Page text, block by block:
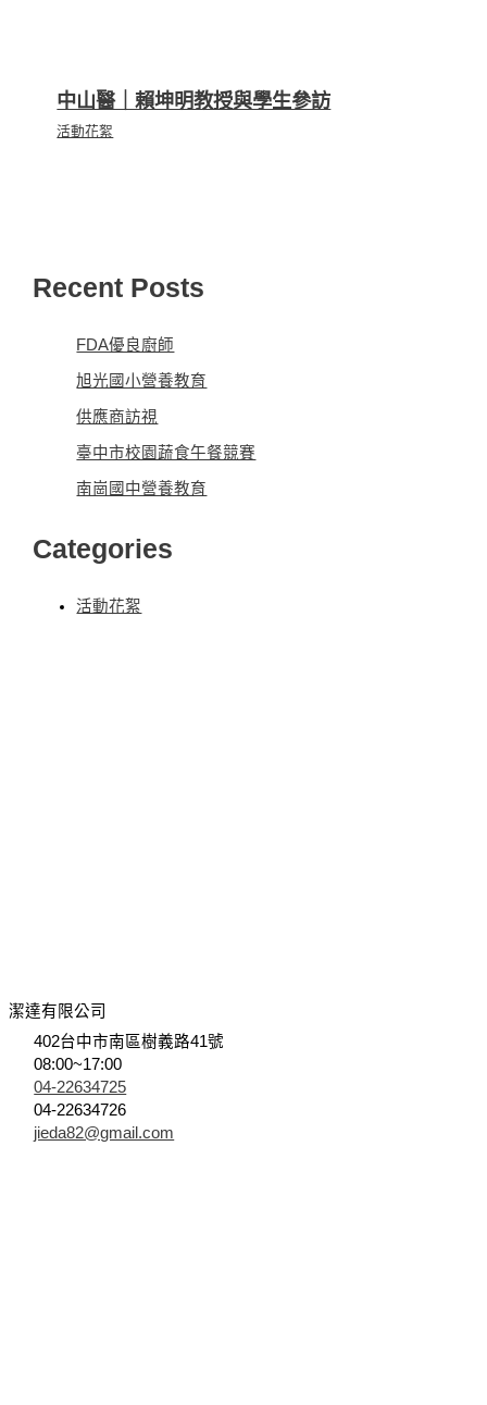
中山醫｜賴坤明教授與學生參訪
活動花絮
Recent Posts
FDA優良廚師
旭光國小營養教育
供應商訪視
臺中市校園蔬食午餐競賽
南崗國中營養教育
Categories
活動花絮
潔達有限公司
402台中市南區樹義路41號
08:00~17:00
04-22634725
04-22634726
jieda82@gmail.com